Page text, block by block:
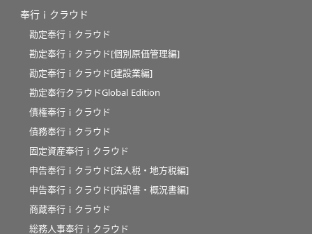
奉行ｉクラウド
勘定奉行ｉクラウド
勘定奉行ｉクラウド[個別原価管理編]
勘定奉行ｉクラウド[建設業編]
勘定奉行クラウドGlobal Edition
債権奉行ｉクラウド
債務奉行ｉクラウド
固定資産奉行ｉクラウド
申告奉行ｉクラウド[法人税・地方税編]
申告奉行ｉクラウド[内訳書・概況書編]
商蔵奉行ｉクラウド
総務人事奉行ｉクラウド